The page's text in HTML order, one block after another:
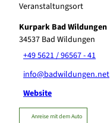
Veranstaltungsort
Kurpark Bad Wildungen
34537 Bad Wildungen
+49 5621 / 96567 - 41
info@badwildungen.net
Website
Anreise mit dem Auto